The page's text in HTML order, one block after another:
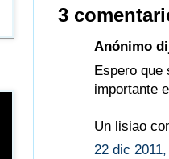
3
Anónimo
Espero que
importante
Un lisiao
22 dic